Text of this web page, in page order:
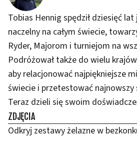
Tobias Hennig spędził dziesięć
naczelny na całym świecie,
Ryder, Majorom i turniejom na
Podróżował także do wielu
aby relacjonować najpiękniejsze
świecie i przetestować
Teraz dzieli się swoim
ZDJĘCIA
Odkryj zestawy żelazne w